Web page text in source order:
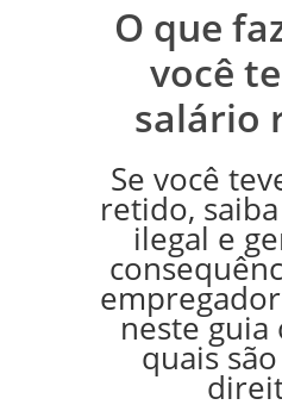
O que
você
salário
Se você
retido,
ilegal e
neste
quais